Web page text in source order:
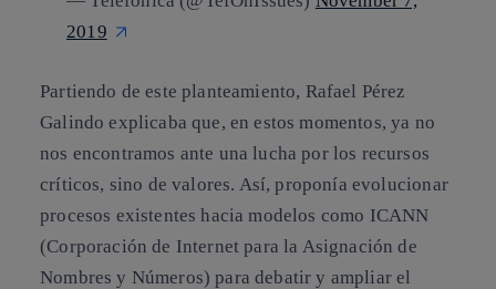
2019
Partiendo de este planteamiento, Rafael Pérez
Galindo explicaba que, en estos momentos, ya no
nos encontramos ante una lucha por los recursos
críticos, sino de valores. Así, proponía evolucionar
procesos existentes hacia modelos como ICANN
(Corporación de Internet para la Asignación de
Nombres y Números) para debatir y ampliar el